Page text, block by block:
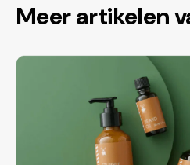
Meer artikelen